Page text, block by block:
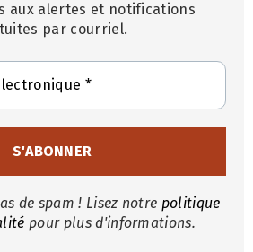
aux alertes et notifications
par courriel.
de spam ! Lisez notre politique
pour plus d'informations.